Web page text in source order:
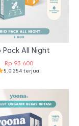
Pack All Night
Rp 93.600
5.0|254 terjual